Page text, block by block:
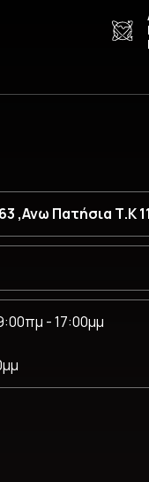
,Ανω Πατήσια Τ.Κ
- 17:00μμ